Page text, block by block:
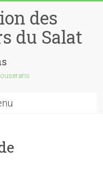
des
du Salat